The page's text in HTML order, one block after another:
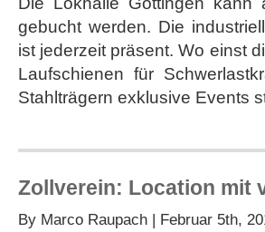
gebucht werden. Die
ist jederzeit präsent. Wo einst
Laufschienen für
Stahlträgern exklusive Events
Zollverein: Location mit
By Marco Raupach | Februar 5th,